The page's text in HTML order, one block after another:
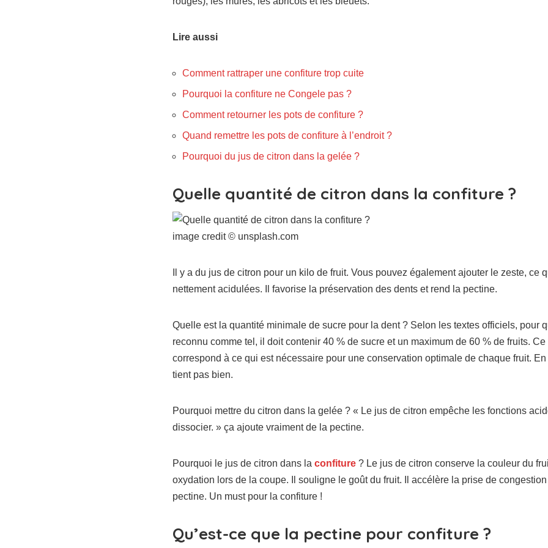
Lire aussi
Comment rattraper une confiture trop cuite
Pourquoi la confiture ne Congele pas ?
Comment retourner les pots de confiture ?
Quand remettre les pots de confiture à l’endroit ?
Pourquoi du jus de citron dans la gelée ?
Quelle quantité de citron dans la confiture ?
image credit © unsplash.com
Il y a du jus de citron pour un kilo de fruit. Vous pouvez également ajouter le zeste, ce
nettement acidulées. Il favorise la préservation des dents et rend la pectine.
Quelle est la quantité minimale de sucre pour la dent ? Selon les textes officiels, pour
reconnu comme tel, il doit contenir 40 % de sucre et un maximum de 60 % de fruits.
correspond à ce qui est nécessaire pour une conservation optimale de chaque fruit.
tient pas bien.
Pourquoi mettre du citron dans la gelée ? « Le jus de citron empêche les fonctions
dissocier. » ça ajoute vraiment de la pectine.
Pourquoi le jus de citron dans la confiture ? Le jus de citron conserve la couleur du
oxydation lors de la coupe. Il souligne le goût du fruit. Il accélère la prise de
pectine. Un must pour la confiture !
Qu’est-ce que la pectine pour confiture ?